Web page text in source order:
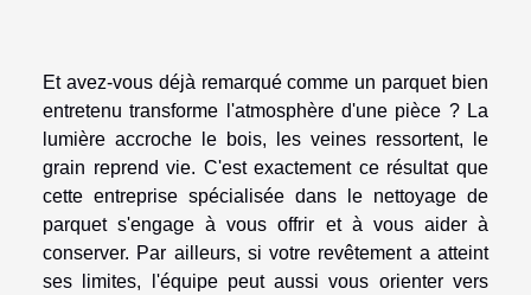
Et avez-vous déjà remarqué comme un parquet bien
entretenu transforme l'atmosphère d'une pièce ? La
lumière accroche le bois, les veines ressortent, le
grain reprend vie. C'est exactement ce résultat que
cette entreprise spécialisée dans le nettoyage de
parquet s'engage à vous offrir et à vous aider à
conserver. Par ailleurs, si votre revêtement a atteint
ses limites, l'équipe peut aussi vous orienter vers